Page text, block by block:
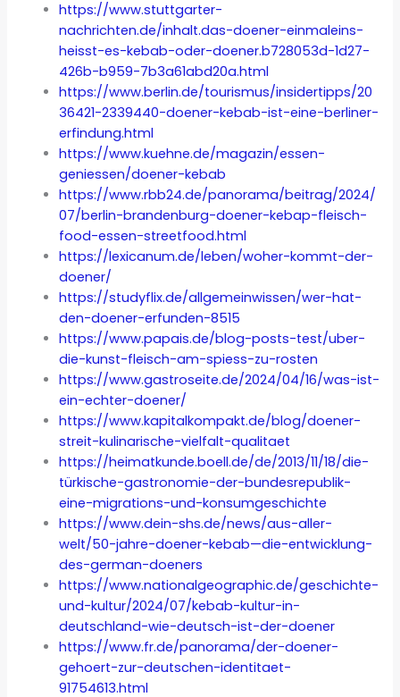
https://www.stuttgarter-
nachrichten.de/inhalt.das-doener-einmaleins-
heisst-es-kebab-oder-doener.b728053d-1d27-
426b-b959-7b3a61abd20a.html
https://www.berlin.de/tourismus/insidertipps/20
36421-2339440-doener-kebab-ist-eine-berliner-
erfindung.html
https://www.kuehne.de/magazin/essen-
geniessen/doener-kebab
https://www.rbb24.de/panorama/beitrag/2024/
07/berlin-brandenburg-doener-kebap-fleisch-
food-essen-streetfood.html
https://lexicanum.de/leben/woher-kommt-der-
doener/
https://studyflix.de/allgemeinwissen/wer-hat-
den-doener-erfunden-8515
https://www.papais.de/blog-posts-test/uber-
die-kunst-fleisch-am-spiess-zu-rosten
https://www.gastroseite.de/2024/04/16/was-ist-
ein-echter-doener/
https://www.kapitalkompakt.de/blog/doener-
streit-kulinarische-vielfalt-qualitaet
https://heimatkunde.boell.de/de/2013/11/18/die-
türkische-gastronomie-der-bundesrepublik-
eine-migrations-und-konsumgeschichte
https://www.dein-shs.de/news/aus-aller-
welt/50-jahre-doener-kebab—die-entwicklung-
des-german-doeners
https://www.nationalgeographic.de/geschichte-
und-kultur/2024/07/kebab-kultur-in-
deutschland-wie-deutsch-ist-der-doener
https://www.fr.de/panorama/der-doener-
gehoert-zur-deutschen-identitaet-
91754613.html